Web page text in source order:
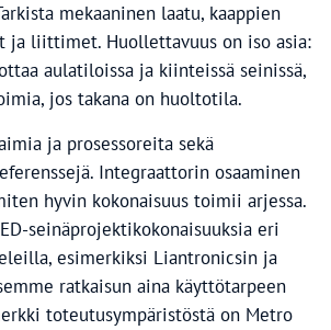
mekaaninen laatu, kaappien
ja liittimet. Huollettavuus on iso asia:
aulatiloissa ja kiinteissä seinissä,
jos takana on huoltotila.
ja prosessoreita sekä
Integraattorin osaaminen
hyvin kokonaisuus toimii arjessa.
seinäprojektikokonaisuuksia eri
esimerkiksi Liantronicsin ja
ratkaisun aina käyttötarpeen
toteutusympäristöstä on Metro